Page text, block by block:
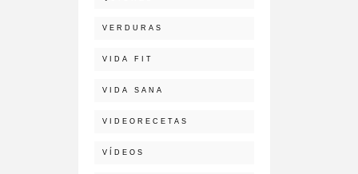
VERDURAS
VIDA FIT
VIDA SANA
VIDEORECETAS
VÍDEOS